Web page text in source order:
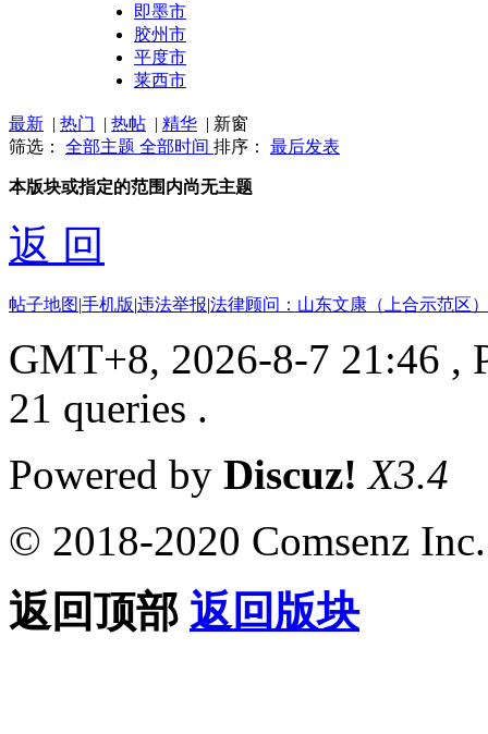
即墨市
胶州市
平度市
莱西市
最新 | 热门 | 热帖 | 精华 | 新窗
筛选： 全部主题 全部时间 排序： 最后发表
本版块或指定的范围内尚无主题
返 回
帖子地图|手机版|违法举报|法律顾问：山东文康（上合示范区
GMT+8, 2026-8-7 21:46 ,
21 queries .
Powered by Discuz! X3.4
© 2018-2020 Comsenz Inc.
返回顶部 返回版块